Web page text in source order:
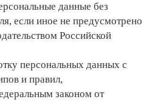
данные без
если иное не предусмотрено
Российской
персональных данных с
и правил,
законом от